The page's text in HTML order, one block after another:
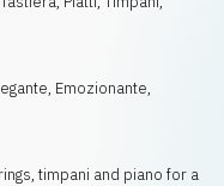
, Emozionante,
timpani and piano for a